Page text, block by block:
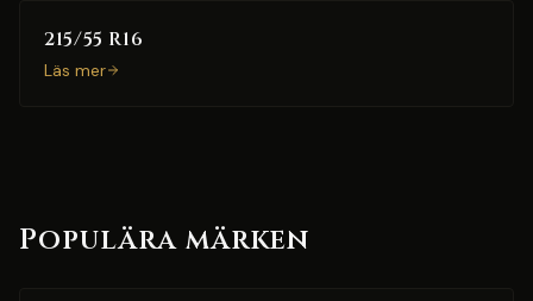
215/55 R16
Läs mer
Populära märken